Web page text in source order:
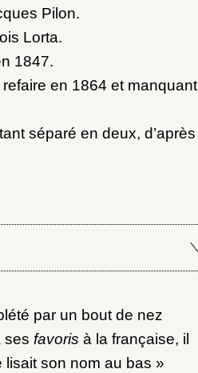
Pilon.
Lorta.
1847.
en 1864 et manquant
séparé en deux, d’après
par un bout de nez
ses favoris à la française, il
lisait son nom au bas »